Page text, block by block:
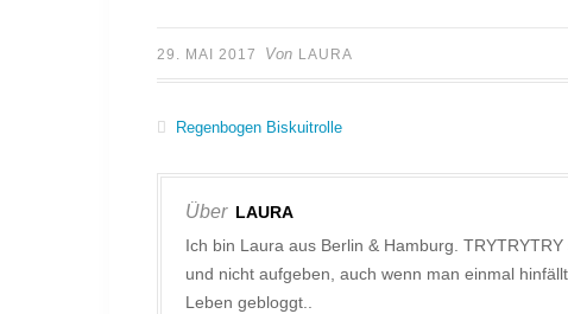
29. MAI 2017 Von LAURA
Regenbogen Biskuitrolle
Über LAURA
Ich bin Laura aus Berlin & Hamburg.
und nicht aufgeben, auch wenn man einmal
Leben gebloggt..